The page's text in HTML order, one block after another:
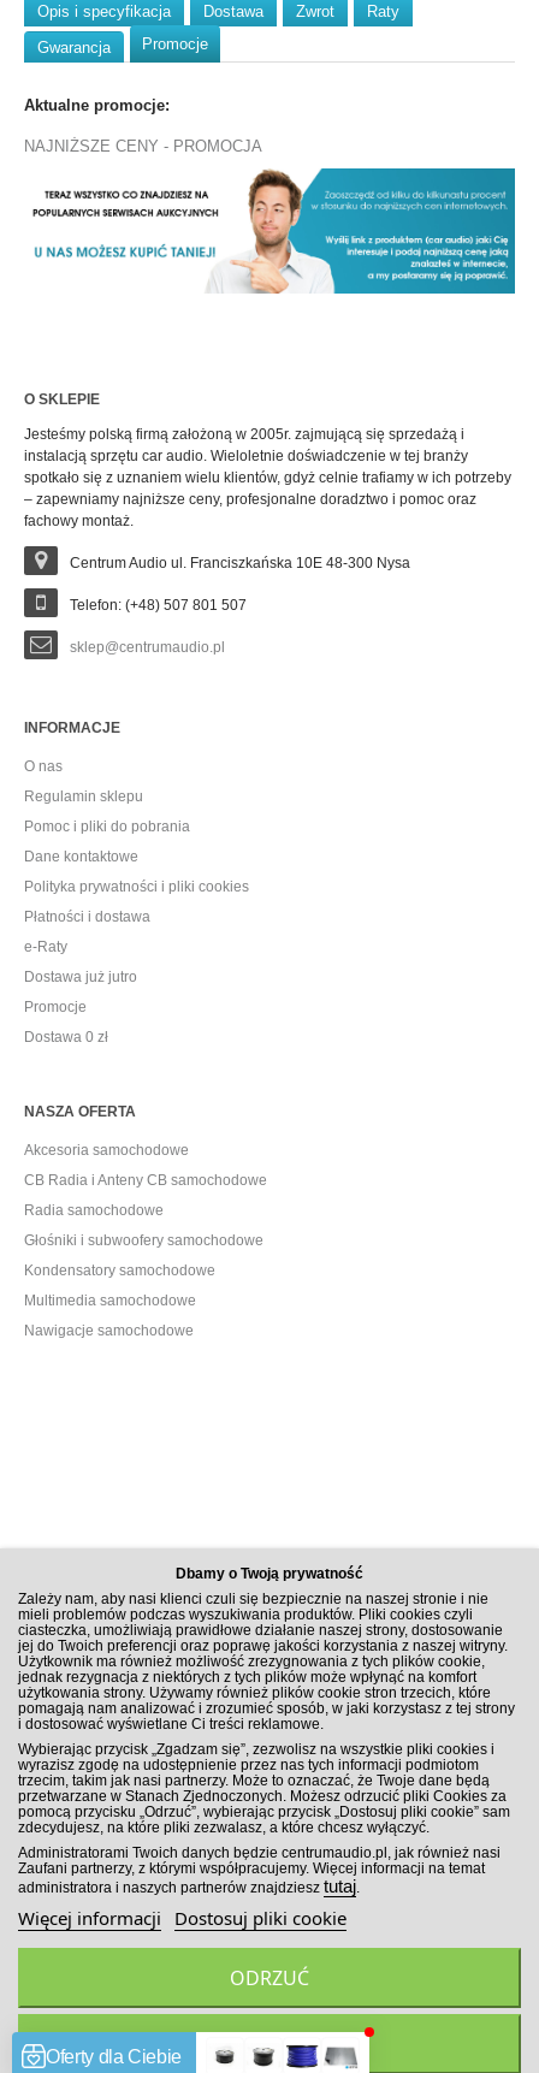
Dbamy o Twoją prywatność
Zależy nam, aby nasi klienci czuli się bezpiecznie na naszej stronie i nie
mieli problemów podczas wyszukiwania produktów. Pliki cookies czyli
ciasteczka, umożliwiają prawidłowe działanie naszej strony, dostosowanie
jej do Twoich preferencji oraz poprawę jakości korzystania z naszej witryny.
Użytkownik ma również możliwość zrezygnowania z tych plików cookie,
jednak rezygnacja z niektórych z tych plików może wpłynąć na komfort
użytkowania strony. Używamy również plików cookie stron trzecich, które
pomagają nam analizować i zrozumieć sposób, w jaki korzystasz z tej strony
i dostosować wyświetlane Ci treści reklamowe.
Wybierając przycisk „Zgadzam się”, zezwolisz na wszystkie pliki cookies i
wyrazisz zgodę na udostępnienie przez nas tych informacji podmiotom
trzecim, takim jak nasi partnerzy. Może to oznaczać, że Twoje dane będą
przetwarzane w Stanach Zjednoczonych. Możesz odrzucić pliki Cookies za
pomocą przycisku „Odrzuć”, wybierając przycisk „Dostosuj pliki cookie” sam
zdecydujesz, na które pliki zezwalasz, a które chcesz wyłączyć.
Administratorami Twoich danych będzie centrumaudio.pl, jak również nasi
Zaufani partnerzy, z którymi współpracujemy. Więcej informacji na temat
administratora i naszych partnerów znajdziesz tutaj.
Więcej informacji Dostosuj pliki cookie
ODRZUĆ
ZGADZAM SIĘ
Opis i specyfikacja Dostawa Zwrot
Raty
Gwarancja
Promocje
Aktualne promocje:
NAJNIŻSZE CENY - PROMOCJA
O SKLEPIE
Jesteśmy polską firmą założoną w 2005r. zajmującą się sprzedażą i
instalacją sprzętu car audio. Wieloletnie doświadczenie w tej branży
spotkało się z uznaniem wielu klientów, gdyż celnie trafiamy w ich potrzeby
– zapewniamy najniższe ceny, profesjonalne doradztwo i pomoc oraz
fachowy montaż.
Centrum Audio ul. Franciszkańska 10E 48-300 Nysa
Telefon: (+48) 507 801 507
sklep@centrumaudio.pl
INFORMACJE
O nas
Regulamin sklepu
Pomoc i pliki do pobrania
Dane kontaktowe
Polityka prywatności i pliki cookies
Płatności i dostawa
e-Raty
Dostawa już jutro
Promocje
Dostawa 0 zł
NASZA OFERTA
Akcesoria samochodowe
CB Radia i Anteny CB samochodowe
Radia samochodowe
Głośniki i subwoofery samochodowe
Kondensatory samochodowe
Multimedia samochodowe
Nawigacje samochodowe
ZAPISZ SIĘ DO NEWSLETTERA
ZAPISZ SIĘ!
Wszelkie prawa zastrzeżone. Sklep Car Audio CentrumAudio.pl
2026